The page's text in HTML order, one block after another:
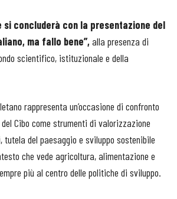
si concluderà con la presentazione del
ma fallo bene”,alla presenza di
scientifico, istituzionale e della
rappresenta un’occasione di confronto
Cibo come strumenti di valorizzazione
tutela del paesaggio e sviluppo sostenibile
che vede agricoltura, alimentazione e
più al centro delle politiche di sviluppo.